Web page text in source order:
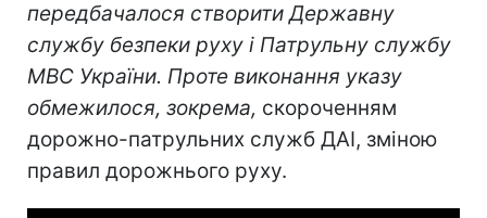
передбачалося створити Державну
службу безпеки руху і Патрульну службу
МВС України. Проте виконання указу
обмежилося, зокрема, скороченням
дорожно-патрульних служб ДАІ, зміною
правил дорожнього руху.